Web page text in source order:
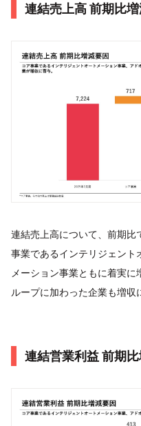
連結売上高 前期比増
連結売上高について、前期比
事業であるインテリジェント
メーション事業ともに着実
ループに加わった企業も増収
連結営業利益 前期